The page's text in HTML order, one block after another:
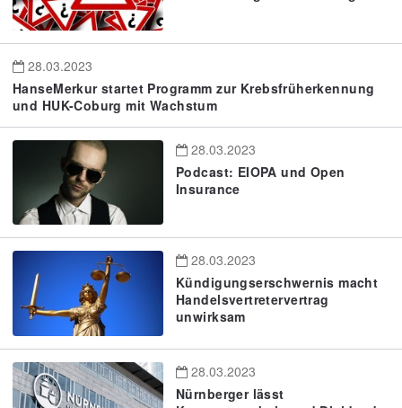
28.03.2023
HanseMerkur startet Programm zur Krebsfrüherkennung
und HUK-Coburg mit Wachstum
28.03.2023
Podcast: EIOPA und Open
Insurance
28.03.2023
Kündigungserschwernis macht
Handelsvertretervertrag
unwirksam
28.03.2023
Nürnberger lässt